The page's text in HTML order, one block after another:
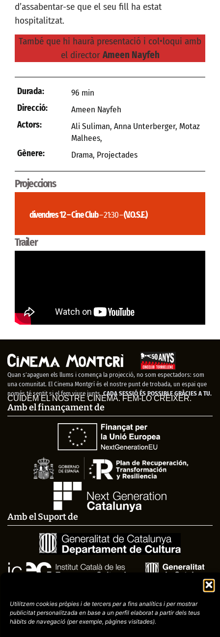
Utilitzem cookies pròpies i de tercers per a fins analítics i per mostrar
publicitatpersonalitzada en base a un perfil elaborat a partir dels teus
hàbits de navegació (perexemple, pàgines visitades).
d’assabentar-se que el seu fill ha estat
hospitalitzat.
També que hi haurà presentació i col•loqui amb
el director Ameen Nayfeh
Durada:
96 min
Direcció:
Ameen Nayfeh
Actors:
Ali Suliman, Anna Unterberger, Motaz
Malhees,
Gènere:
Drama, Projectades
Projeccions
divendres 12 – Cine Club– 21:30 –(V.O.S.E.)
Trailer
Quan s’apaguen els llums i comença la projecció, no som espectadors: som
una comunitat. El Cinema Montgrí és el nostre punt de trobada, un espai que
només té sentit si el fem viure junts. CADA SESSIÓ ÉS POSSIBLE GRÀCIES A TU.
CUIDEM EL NOSTRE CINEMA. FEM-LO CRÉIXER.
Amb el finançament de
Amb el Suport de